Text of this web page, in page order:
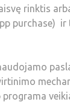
rinktis
purchase)